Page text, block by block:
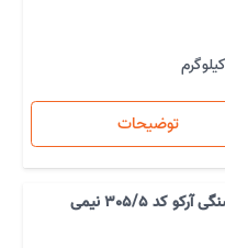
توضیحات
کد 305/5 نیمی